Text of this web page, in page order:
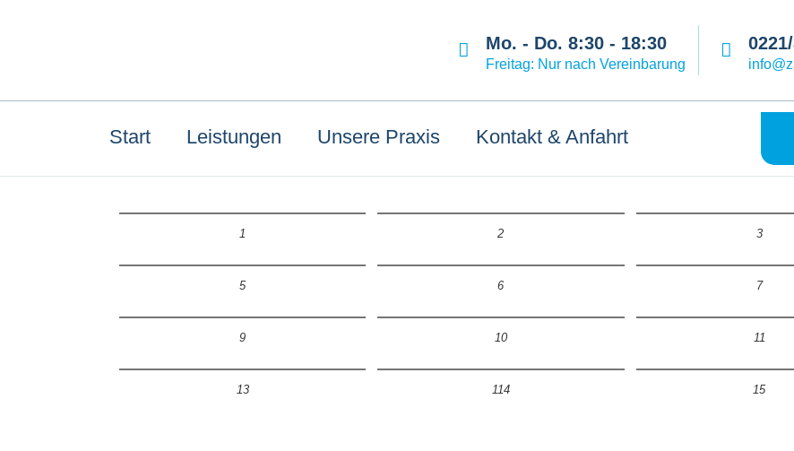
Mo. - Do. 8:30 - 18:30
Freitag: Nur nach Vereinbarung
Start Leistungen Unsere Praxis Kontakt & Anfahrt
1 2 3
5 6 7
9 10 11
13 114 15